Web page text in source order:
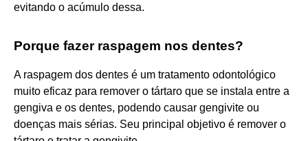
evitando o acúmulo dessa.
Porque fazer raspagem nos dentes?
A raspagem dos dentes é um tratamento odontológico
muito eficaz para remover o tártaro que se instala entre a
gengiva e os dentes, podendo causar gengivite ou
doenças mais sérias. Seu principal objetivo é remover o